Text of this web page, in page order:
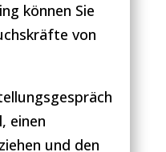
können Sie
von
einen
und den